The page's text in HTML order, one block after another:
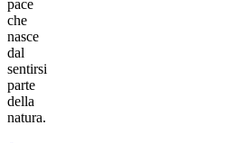
pace
che
nasce
dal
sentirsi
parte
della
natura.